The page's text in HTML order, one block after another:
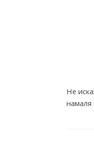
Не
намаля